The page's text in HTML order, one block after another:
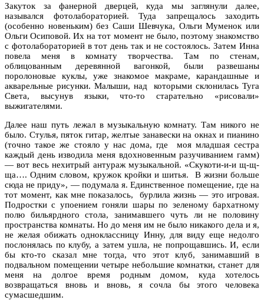
Закуток за фанерной дверцей, куда мы заглянули далее,
назывался фотолабораторией. Туда запрещалось заходить
(особенно новеньким) без Саши Шевчука, Ольги Муменок или
Ольги Осиповой. Их на тот момент не было, поэтому знакомство
с фотолабораторией в тот день так и не состоялось. Затем Инна
повела меня в комнату творчества. Там по стенам,
облицованным деревянной вагонкой, были развешаны
поролоновые куклы, уже знакомое макраме, карандашные и
акварельные рисунки. Малыши, над
которыми склонилась Туга
Света, высунув языки, что-то старательно «рисовали»
выжигателями.
Далее наш путь лежал в музыкальную комнату. Там никого не
было. Стулья, пяток гитар, желтые занавески на окнах и пианино
(точно такое же стояло у нас дома, где
моя младшая сестра
каждый день изводила меня вдохновенным разучиванием гамм)
— вот весь нехитрый антураж музыкальной. «Скукоти-и-и щ-щ-
ща…. Одним словом, кружок кройки и шитья.
В жизни больше
сюда не приду», — подумала я. Единственное помещение, где на
тот момент, как мне показалось,
бурлила жизнь — это игровая.
Подростки с упоением гоняли шары по зеленому бархатному
полю бильярдного стола, занимавшего чуть ли не половину
пространства комнаты. Но до меня им не было никакого дела и я,
не желая обижать одноклассницу Инну, для виду еще недолго
послонялась по клубу, а затем ушла, не попрощавшись. И, если
бы кто-то сказал мне тогда, что этот клуб, занимавший в
подвальном помещении четыре небольшие комнатки, станет для
меня на долгое время родным домом, куда хотелось
возвращаться вновь и вновь, я сочла бы этого человека
сумасшедшим.